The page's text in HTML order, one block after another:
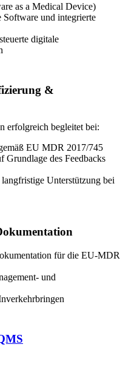
as a Medical Device)
Software und integrierte
digitale
&
erfolgreich begleitet bei:
EU MDR 2017/745
Grundlage des Feedbacks
Unterstützung bei
für die EU-
und